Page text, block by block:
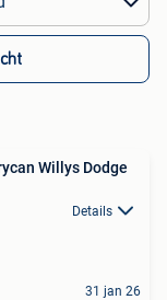
Willys Dodge
Details
31 jan 26